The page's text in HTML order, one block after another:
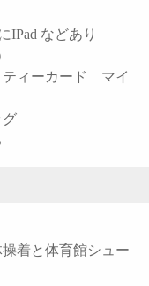
IPad などあり
ィーカード マイ
グ
着と体育館シュー